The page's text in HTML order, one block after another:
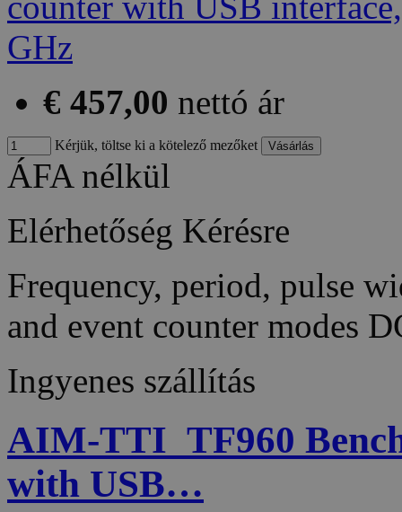
€ 457,00 nettó ár
Kérjük, töltse ki a kötelező mezőket
ÁFA nélkül
Elérhetőség Kérésre
Frequency, period, pulse
and event counter modes
Ingyenes szállítás
AIM-TTI_TF960
with USB…